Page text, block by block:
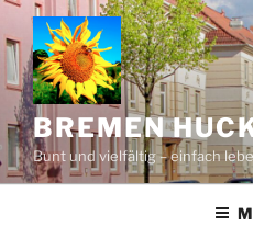
Zum
Inhalt
springen
BREMEN
Bunt und vielfältig – einfach